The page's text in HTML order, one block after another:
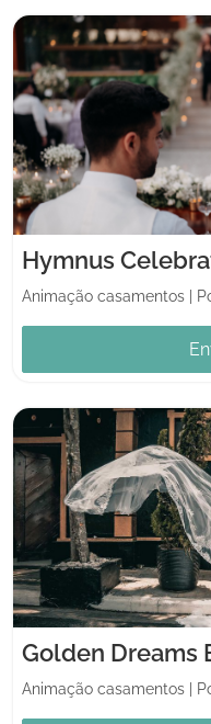
Hymnus
Animação casamentos
Golden Dreams
Animação casamentos